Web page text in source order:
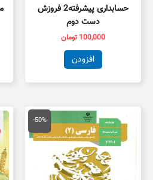
حسابداری پیشرفته2 فروزش
دست دوم
100,000 تومان
افزودن
-50%
قیمت
اصلی
100,000 تومان
بود.
قیمت
فعلی
است.